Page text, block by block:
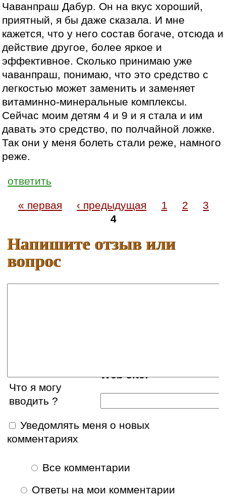
Чаванпраш Дабур. Он на вкус хороший,
приятный, я бы даже сказала. И мне
кажется, что у него состав богаче, отсюда и
действие другое, более яркое и
эффективное. Сколько принимаю уже
чаванпраш, понимаю, что это средство с
легкостью может заменить и заменяет
витаминно-минеральные комплексы.
Сейчас моим детям 4 и 9 и я стала и им
давать это средство, по полчайной ложке.
Так они у меня болеть стали реже, намного
реже.
ответить
« первая ‹ предыдущая 1 2
3
4
Напишите отзыв или
вопрос
Web site:
Что я могу
вводить ?
Уведомлять меня о новых
комментариях
Все комментарии
Ответы на мои комментарии